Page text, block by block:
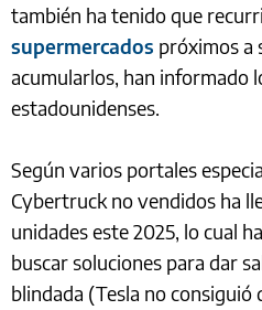
también ha tenido que
supermercados próximos a
acumularlos, han informado
estadounidenses.
Según varios portales
Cybertruck no vendidos ha
unidades este 2025, lo cual
buscar soluciones para dar
blindada (Tesla no